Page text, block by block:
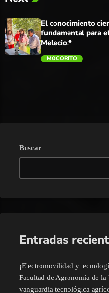
trending_flat
El conocimiento
fundamental para
Melecio.*
MOCORITO
Buscar
Entradas
¡Electromovilidad y
Facultad de Agronomía de la
vanguardia tecnológica